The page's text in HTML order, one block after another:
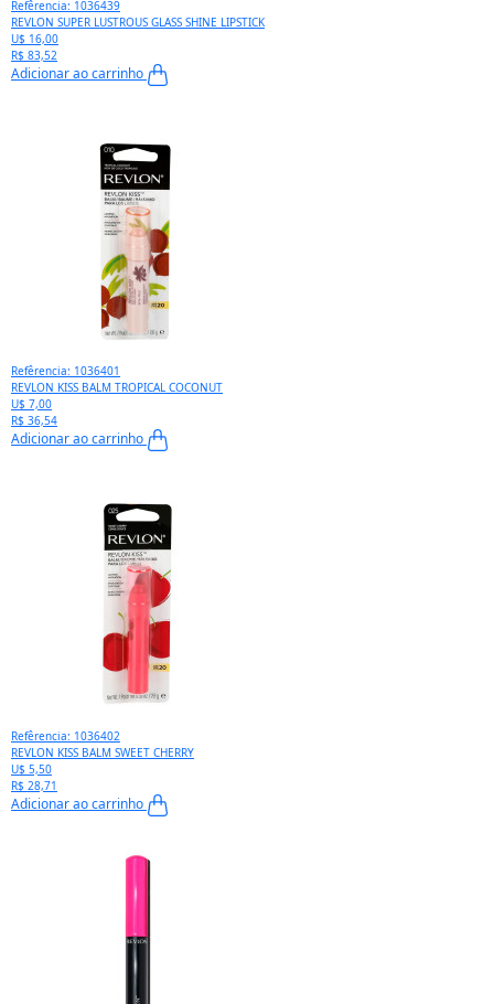
Refêrencia: 1036439
REVLON SUPER LUSTROUS GLASS SHINE LIPSTICK
U$ 16,00
R$ 83,52
Adicionar ao carrinho
Refêrencia: 1036401
REVLON KISS BALM TROPICAL COCONUT
U$ 7,00
R$ 36,54
Adicionar ao carrinho
Refêrencia: 1036402
REVLON KISS BALM SWEET CHERRY
U$ 5,50
R$ 28,71
Adicionar ao carrinho